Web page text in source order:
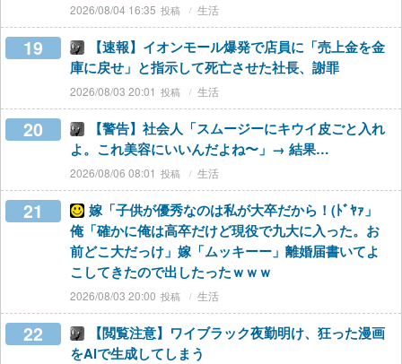
2026/08/04 16:35 生活
19
【速報】イオンモール爆発で店員に「売上金を金
庫に戻せ」と指示して死亡させた社長、謝罪
2026/08/03 20:01 生活
20
【警告】社会人「スムージーにキウイ皮ごと入れ
よ。これ美容にいいんだよね〜」→ 結果…
2026/08/06 08:01 生活
21
嫁「子供が優秀なのは私が大卒だから！(ﾄﾞﾔｧ」
俺「確かに俺は高卒だけど現役で九大に入った。お
前どこ大だっけ」嫁「ムッキーー」離婚届書いてよ
こしてきたので出したったｗｗｗ
2026/08/03 20:00 生活
22
【閲覧注意】ワイブラック夜勤明け、狂った漫画
をAIで生成してしまう